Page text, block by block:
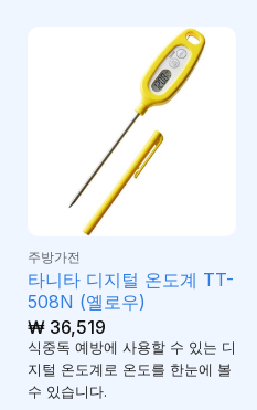
주방가전
타니타 디지털 온도계 TT-
508N (옐로우)
₩36,519
식중독 예방에 사용할 수 있는 디
지털 온도계로 온도를 한눈에 볼
수 있습니다.